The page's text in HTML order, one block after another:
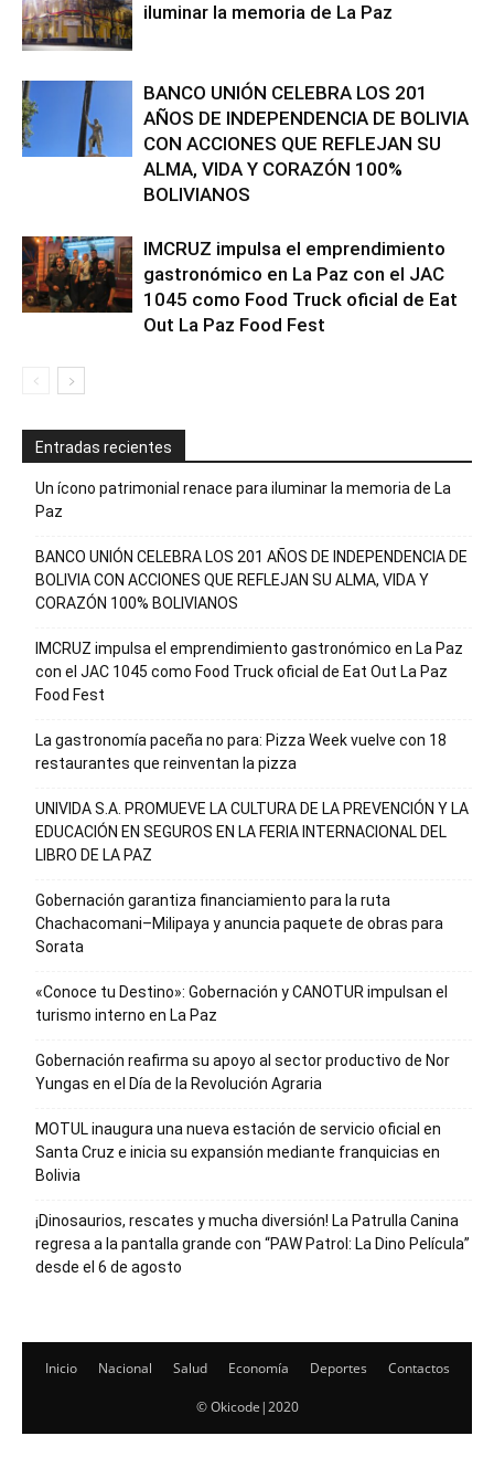
iluminar la memoria de La Paz
BANCO UNIÓN CELEBRA LOS 201
AÑOS DE INDEPENDENCIA DE BOLIVIA
CON ACCIONES QUE REFLEJAN SU
ALMA, VIDA Y CORAZÓN 100%
BOLIVIANOS
IMCRUZ impulsa el emprendimiento
gastronómico en La Paz con el JAC
1045 como Food Truck oficial de Eat
Out La Paz Food Fest
Entradas recientes
Un ícono patrimonial renace para iluminar la memoria de La
Paz
BANCO UNIÓN CELEBRA LOS 201 AÑOS DE INDEPENDENCIA DE
BOLIVIA CON ACCIONES QUE REFLEJAN SU ALMA, VIDA Y
CORAZÓN 100% BOLIVIANOS
IMCRUZ impulsa el emprendimiento gastronómico en La Paz
con el JAC 1045 como Food Truck oficial de Eat Out La Paz
Food Fest
La gastronomía paceña no para: Pizza Week vuelve con 18
restaurantes que reinventan la pizza
UNIVIDA S.A. PROMUEVE LA CULTURA DE LA PREVENCIÓN Y LA
EDUCACIÓN EN SEGUROS EN LA FERIA INTERNACIONAL DEL
LIBRO DE LA PAZ
Gobernación garantiza financiamiento para la ruta
Chachacomani–Milipaya y anuncia paquete de obras para
Sorata
«Conoce tu Destino»: Gobernación y CANOTUR impulsan el
turismo interno en La Paz
Gobernación reafirma su apoyo al sector productivo de Nor
Yungas en el Día de la Revolución Agraria
MOTUL inaugura una nueva estación de servicio oficial en
Santa Cruz e inicia su expansión mediante franquicias en
Bolivia
¡Dinosaurios, rescates y mucha diversión! La Patrulla Canina
regresa a la pantalla grande con “PAW Patrol: La Dino Película”
desde el 6 de agosto
Inicio Nacional Salud Economía Deportes Contactos
© Okicode|2020